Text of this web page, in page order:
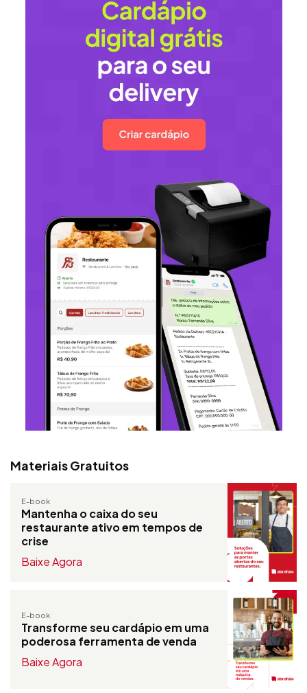
Materiais Gratuitos
E-book
Mantenha o caixa do seu
restaurante ativo em tempos de
crise
Baixe Agora
E-book
Transforme seu cardápio em uma
poderosa ferramenta de venda
Baixe Agora